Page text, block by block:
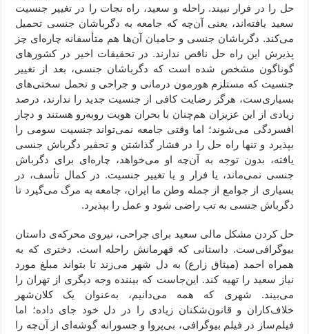
حل را در فرار نبیند. راحله و سعید، راه نجات را در تغییر جنسیت
سعید یافته‌اند، یعنی آن‌چه که جامعه به دگرباشان جنسی تحمیل
می‌کند. دگرباشان جنسی و حامیان آن‌ها هم متأسفانه چاره‌ای چز
پذیرش این راه حل ناقص ندارند. در تحقیقات اخیر در کشورهای
گوناگون مشخص شده است که دگرباشان جنسی، بعد از تغییر
جنسیت که مستلزم هورمون درمانی و جراحی و تحمل سختی‌های
بسیاری‌ست، هرگز رضایت کافی از جنسیت جدید را ندارند، درصد
زیادی از این عزیزان هم‌چنان با بحران هویت روبه‌رو هستند و دچار
افسردگی می‌شوند؛ اما وقتی جامعه نمی‌تواند جنسیت سومی را
بپذیرد و تنها راه حل را در فشار گذاشتن و تحقیر دگرباش جنسی
یافته، بدون توجه به آن‌چه او می‌خواهد، چاره‌ای برای دگرباش
جنسی نمی‌ماند، یا فرار و یا تغییر جنسیت. در کمال تأسف، در
بسیاری از جوامع از جمله وطن ما ایران، جامعه به مرگ می‌گیرد تا
دگرباش جنسی به تب راضی شود و عمل را بپذیرد.
حل کردن مشکل مالی سعید برای جراحی، نیروی محرکه‌ی داستان
بیوگرافی‌ست. داستانی که قهرمانش راحله است. دختری که به
همراه احمد (میثاق زارع) به دل شهر می‌زند تا بتواند مبلغ مورد
نیاز سعید را تهیه کند. این‌جاست که بیننده وجه دیگری از تهران را
می‌بیند. شهری که همه می‌دانیم، به‌عنوان یک کلان‌شهر
خلاف‌کاران و قانون‌شکنان زیادی را در دل خود جای داده؛ اما
فیلم‌ساز در فیلم بیوگرافی، بی‌پروا و جسورانه گوشه‌ای از آن‌چه را